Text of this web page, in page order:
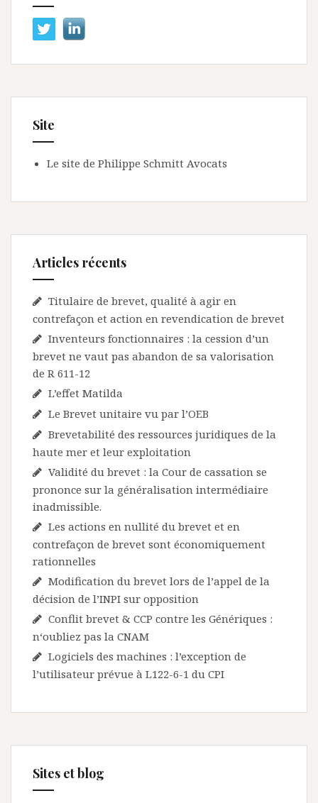
Site
Le site de Philippe Schmitt Avocats
Articles récents
Titulaire de brevet, qualité à agir en
contrefaçon et action en revendication de brevet
Inventeurs fonctionnaires : la cession d’un
brevet ne vaut pas abandon de sa valorisation
de R 611-12
L’effet Matilda
Le Brevet unitaire vu par l’OEB
Brevetabilité des ressources juridiques de la
haute mer et leur exploitation
Validité du brevet : la Cour de cassation se
prononce sur la généralisation intermédiaire
inadmissible.
Les actions en nullité du brevet et en
contrefaçon de brevet sont économiquement
rationnelles
Modification du brevet lors de l’appel de la
décision de l’INPI sur opposition
Conflit brevet & CCP contre les Génériques :
n‘oubliez pas la CNAM
Logiciels des machines : l’exception de
l’utilisateur prévue à L122-6-1 du CPI
Sites et blog